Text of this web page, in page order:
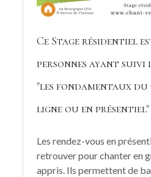
Ce Stage résidentiel
personnes ayant suivi
"les fondamentaux
ligne ou en présentiel"
Les rendez-vous en
retrouver pour chanter en
appris. Ils permettent de